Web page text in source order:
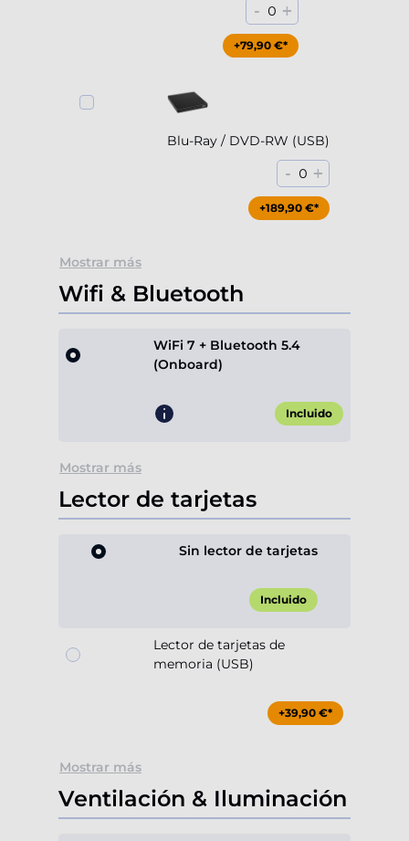
- 0 +
+79,90 €*
Blu-Ray / DVD-RW (USB)
- 0 +
+189,90 €*
Mostrar más
Wifi & Bluetooth
WiFi 7 + Bluetooth 5.4
(Onboard)
Incluido
Mostrar más
Lector de tarjetas
Sin lector de tarjetas
Incluido
Lector de tarjetas de
memoria (USB)
+39,90 €*
Mostrar más
Ventilación & Iluminación